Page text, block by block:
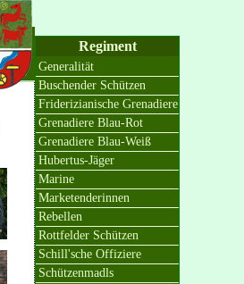
20.09.2026 19:30
Regiment
Generalität
Buschender Schützen
Friderizianische Grenadiere
Grenadiere Blau-Rot
Grenadiere Blau-Weiß
Hubertus-Jäger
Marine
Marketenderinnen
Rebellen
Rottfelder Schützen
Schill'sche Offiziere
Schützenmadls